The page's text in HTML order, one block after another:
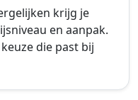
krijg je
en aanpak.
die past bij